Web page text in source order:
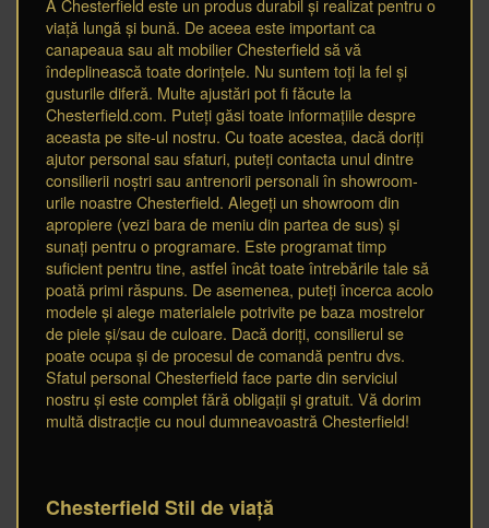
A Chesterfield este un produs durabil și realizat pentru o
viață lungă și bună. De aceea este important ca
canapeaua sau alt mobilier Chesterfield să vă
îndeplinească toate dorințele. Nu suntem toți la fel și
gusturile diferă. Multe ajustări pot fi făcute la
Chesterfield.com. Puteți găsi toate informațiile despre
aceasta pe site-ul nostru. Cu toate acestea, dacă doriți
ajutor personal sau sfaturi, puteți contacta unul dintre
consilierii noștri sau antrenorii personali în showroom-
urile noastre Chesterfield. Alegeți un showroom din
apropiere (vezi bara de meniu din partea de sus) și
sunați pentru o programare. Este programat timp
suficient pentru tine, astfel încât toate întrebările tale să
poată primi răspuns. De asemenea, puteți încerca acolo
modele și alege materialele potrivite pe baza mostrelor
de piele și/sau de culoare. Dacă doriți, consilierul se
poate ocupa și de procesul de comandă pentru dvs.
Sfatul personal Chesterfield face parte din serviciul
nostru și este complet fără obligații și gratuit. Vă dorim
multă distracție cu noul dumneavoastră Chesterfield!
Chesterfield Stil de viață